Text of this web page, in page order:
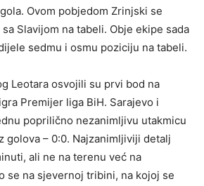
Ovom pobjedom Zrinjski se
Slavijom na tabeli. Obje ekipe sada
sedmu i osmu poziciju na tabeli.
Leotara osvojili su prvi bod na
Premijer liga BiH. Sarajevo i
poprilično nezanimljivu utakmicu
golova – 0:0. Najzanimljiviji detalj
ali ne na terenu već na
se na sjevernoj tribini, na kojoj se